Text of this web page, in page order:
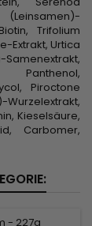
(Leinsamen)-
Trifolium
Extrakt, Urtica
Panthenol,
Piroctone
Wurzelextrakt,
Kieselsäure,
Carbomer,